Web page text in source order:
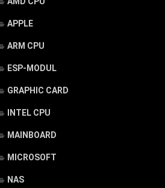
APPLE
ARM CPU
ESP-MODUL
GRAPHIC CARD
INTEL CPU
MAINBOARD
MICROSOFT
NAS